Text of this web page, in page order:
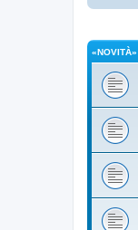
«NOVITÀ»